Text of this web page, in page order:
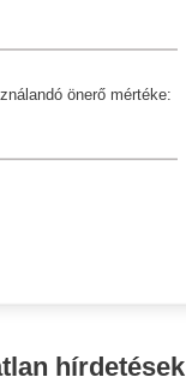
önerő mértéke:
hírdetések